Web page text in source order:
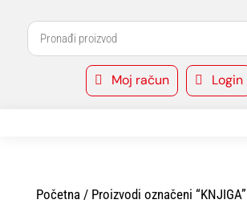
 Moj račun  Login
Početna/ Proizvodi označeni “KNJIGA”